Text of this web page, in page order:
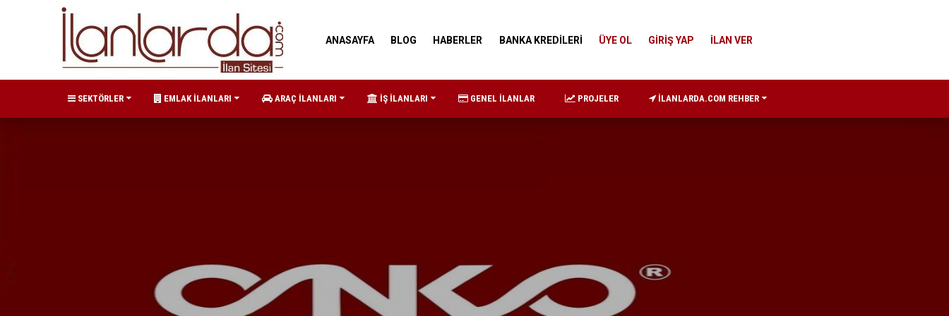
ANASAYFA BLOG HABERLER BANKA KREDİLERİ ÜYE OL GİRİŞ YAP İLAN VER
SEKTÖRLER EMLAK İLANLARI ARAÇ İLANLARI İŞ İLANLARI GENEL İLANLAR PROJELER İLANLARDA.COM REHBER